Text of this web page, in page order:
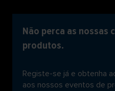
Não perca as nossas
produtos.
Registe-se já e obtenha
aos nossos eventos de